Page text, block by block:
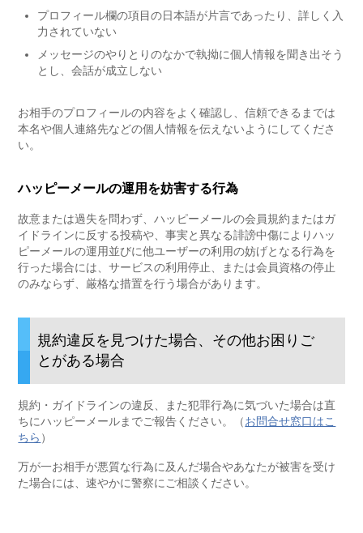
プロフィール欄の項目の日本語が片言であったり、詳しく入
力されていない
メッセージのやりとりのなかで執拗に個人情報を聞き出そう
とし、会話が成立しない
お相手のプロフィールの内容をよく確認し、信頼できるまでは
本名や個人連絡先などの個人情報を伝えないようにしてくださ
い。
ハッピーメールの運用を妨害する行為
故意または過失を問わず、ハッピーメールの会員規約またはガ
イドラインに反する投稿や、事実と異なる誹謗中傷によりハッ
ピーメールの運用並びに他ユーザーの利用の妨げとなる行為を
行った場合には、サービスの利用停止、または会員資格の停止
のみならず、厳格な措置を行う場合があります。
規約違反を見つけた場合、その他お困りご
とがある場合
規約・ガイドラインの違反、また犯罪行為に気づいた場合は直
ちにハッピーメールまでご報告ください。（お問合せ窓口はこ
ちら ）
万が一お相手が悪質な行為に及んだ場合やあなたが被害を受け
た場合には、速やかに警察にご相談ください。